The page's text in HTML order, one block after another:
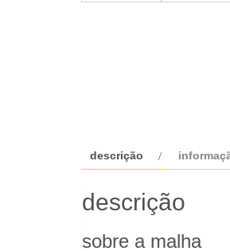
descrição
sobre a malha
malha fio 30.1 penteada